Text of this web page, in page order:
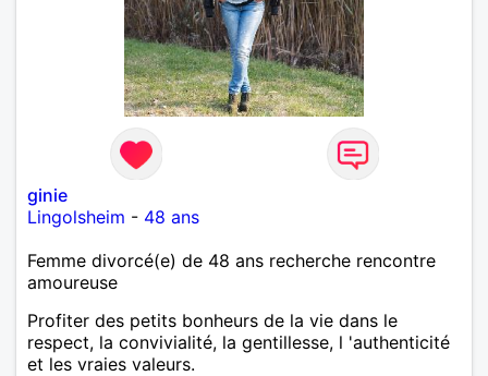
ginie
Lingolsheim - 48 ans
Femme divorcé(e) de 48 ans recherche rencontre
amoureuse
Profiter des petits bonheurs de la vie dans le
respect, la convivialité, la gentillesse, l 'authenticité
et les vraies valeurs.